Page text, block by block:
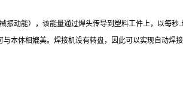
动能），该能量通过焊头传导到塑料工件上，以每
本体相媲美。焊接机设有转盘，因此可以实现自动焊